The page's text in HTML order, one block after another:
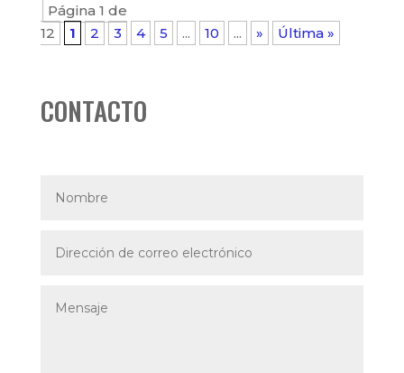
Página 1 de
12
1 2 3 4 5 ... 10 ... » Última »
CONTACTO